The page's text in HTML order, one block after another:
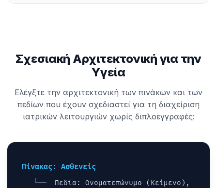
Σχεσιακή Αρχιτεκτονική για την
Υγεία
Ελέγξτε την αρχιτεκτονική των πινάκων και των
πεδίων που έχουν σχεδιαστεί για τη διαχείριση
ιατρικών λειτουργιών χωρίς διπλοεγγραφές:
Πίνακας: Ασθενείς
Πεδία: Ονοματεπώνυμο (Κείμενο),